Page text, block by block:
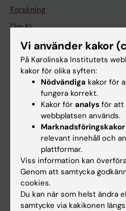
Forskning
Om KI
På gång
Nyheter
Kalender
Schema
Studentmejlen
Kurs- och programwebbar
Vi använder kakor
På Karolinska Institutets
kakor för olika syften:
Nödvändiga kakor för
fungera korrekt.
Kakor för analys för att
webbplatsen används.
Marknadsföringskakor
relevant innehåll och
plattformar.
Viss information kan
Genom att samtycka
cookies.
Du kan när som helst ändra
samtycke via kakikonen